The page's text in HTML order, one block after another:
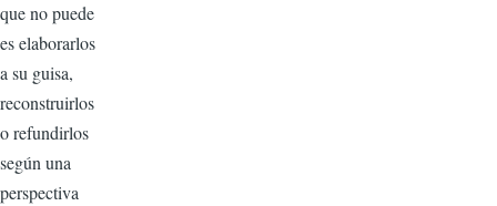
que no puede
es elaborarlos
a su guisa,
reconstruirlos
o refundirlos
según una
perspectiva